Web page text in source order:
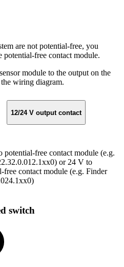
are not potential-free, you
potential-free contact module.
module to the output on the
wiring diagram.
12/24 V output contact
potential-free contact module (e.g.
or 24 V to
free contact module (e.g. Finder
switch